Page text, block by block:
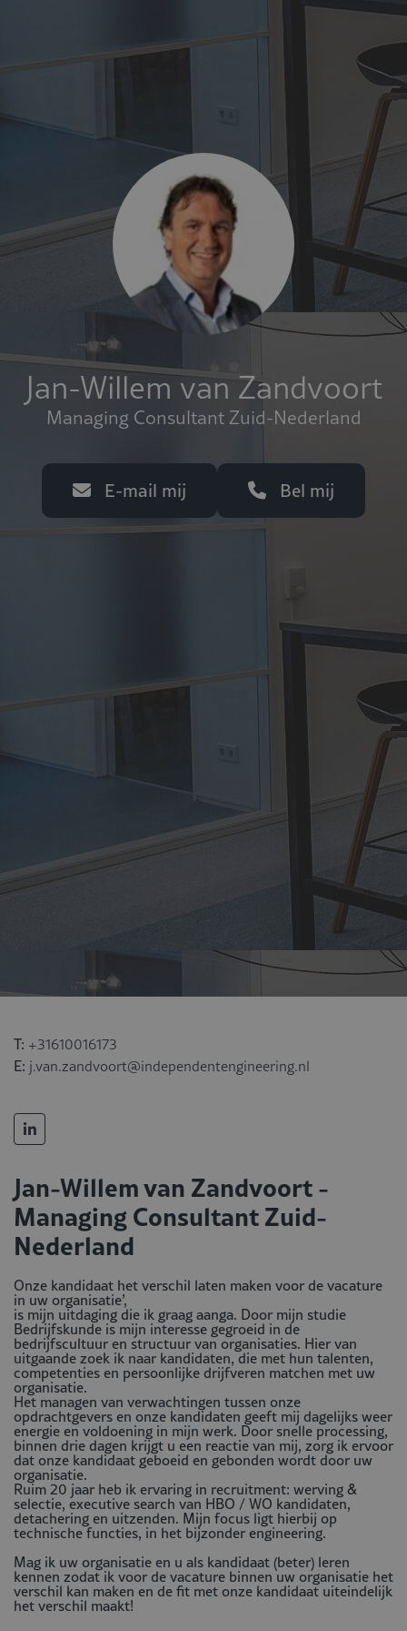
Jan-Willem van Zandvoort
Managing Consultant Zuid-Nederland
E-mail mij Bel mij
T: +31610016173
E: j.van.zandvoort@independentengineering.nl
Jan-Willem van Zandvoort -
Managing Consultant Zuid-
Nederland
Onze kandidaat het verschil laten maken voor de vacature
in uw organisatie’,
is mijn uitdaging die ik graag aanga. Door mijn studie
Bedrijfskunde is mijn interesse gegroeid in de
bedrijfscultuur en structuur van organisaties. Hier van
uitgaande zoek ik naar kandidaten, die met hun talenten,
competenties en persoonlijke drijfveren matchen met uw
organisatie.
Het managen van verwachtingen tussen onze
opdrachtgevers en onze kandidaten geeft mij dagelijks weer
energie en voldoening in mijn werk. Door snelle processing,
binnen drie dagen krijgt u een reactie van mij, zorg ik ervoor
dat onze kandidaat geboeid en gebonden wordt door uw
organisatie.
Ruim 20 jaar heb ik ervaring in recruitment: werving &
selectie, executive search van HBO / WO kandidaten,
detachering en uitzenden. Mijn focus ligt hierbij op
technische functies, in het bijzonder engineering.
Mag ik uw organisatie en u als kandidaat (beter) leren
kennen zodat ik voor de vacature binnen uw organisatie het
verschil kan maken en de fit met onze kandidaat uiteindelijk
het verschil maakt!